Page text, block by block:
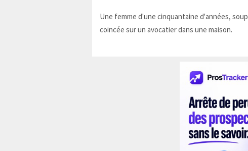
Une femme d'une cinquantaine d'années,
coincée sur un avocatier dans une maison.